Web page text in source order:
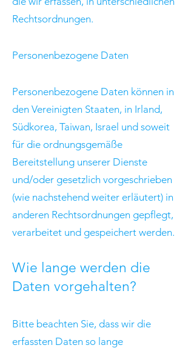
Rechtsordnungen.
Personenbezogene Daten
Personenbezogene Daten können in
den Vereinigten Staaten, in Irland,
Südkorea, Taiwan, Israel und soweit
für die ordnungsgemäße
Bereitstellung unserer Dienste
und/oder gesetzlich vorgeschrieben
(wie nachstehend weiter erläutert) in
anderen Rechtsordnungen gepflegt,
verarbeitet und gespeichert werden.
Wie lange werden die
Daten vorgehalten?
Bitte beachten Sie, dass wir die
erfassten Daten so lange